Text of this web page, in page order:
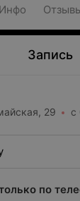
Инфо
Запись
29 с
по